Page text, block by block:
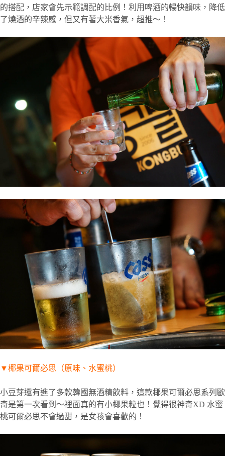
的搭配，店家會先示範調配的比例！利用啤酒的暢快韻味，降低
了燒酒的辛辣感，但又有著大米香氣，超推～！
▼椰果可爾必思（原味、水蜜桃）
小豆芽還有進了多款韓國無酒精飲料，這款椰果可爾必思系列歐
奇是第一次看到～裡面真的有小椰果粒也！覺得很神奇XD 水蜜
桃可爾必思不會過甜，是女孩會喜歡的！